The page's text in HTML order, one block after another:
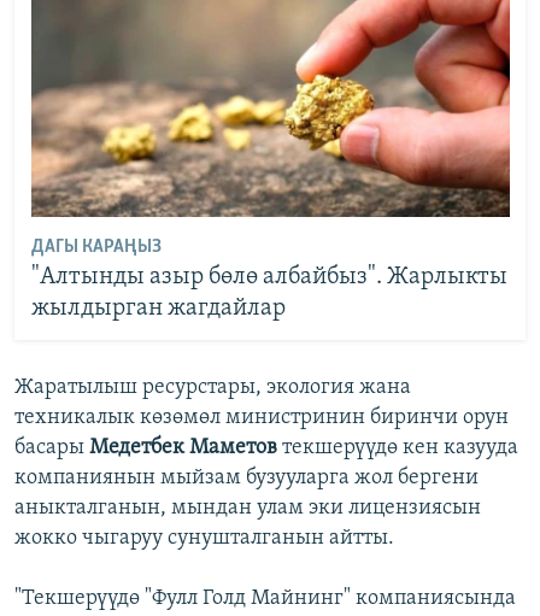
ДАГЫ КАРАҢЫЗ
"Алтынды азыр бөлө албайбыз". Жарлыкты
жылдырган жагдайлар
Жаратылыш ресурстары, экология жана
техникалык көзөмөл министринин биринчи орун
басары Медетбек Маметов текшерүүдө кен казууда
компаниянын мыйзам бузууларга жол бергени
аныкталганын, мындан улам эки лицензиясын
жокко чыгаруу сунушталганын айтты.
"Текшерүүдө "Фулл Голд Майнинг" компаниясында